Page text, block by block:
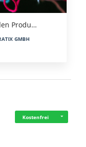
Produ…
GMBH
Kostenfrei